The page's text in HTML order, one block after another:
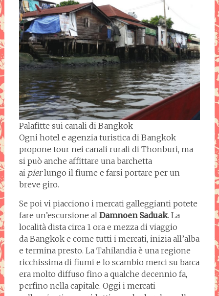
Palafitte sui canali di Bangkok
Ogni hotel e agenzia turistica di Bangkok
propone tour nei canali rurali di Thonburi, ma
si può anche affittare una barchetta
ai pierlungo il fiume e farsi portare per un
breve giro.
Se poi vi piacciono i mercati galleggianti potete
fare un’escursione al Damnoen Saduak. La
località dista circa 1 ora e mezza di viaggio
da Bangkok e come tutti i mercati, inizia all’alba
e termina presto. La Tahilandia è una regione
ricchissima di fiumi e lo scambio merci su barca
era molto diffuso fino a qualche decennio fa,
perfino nella capitale. Oggi i mercati